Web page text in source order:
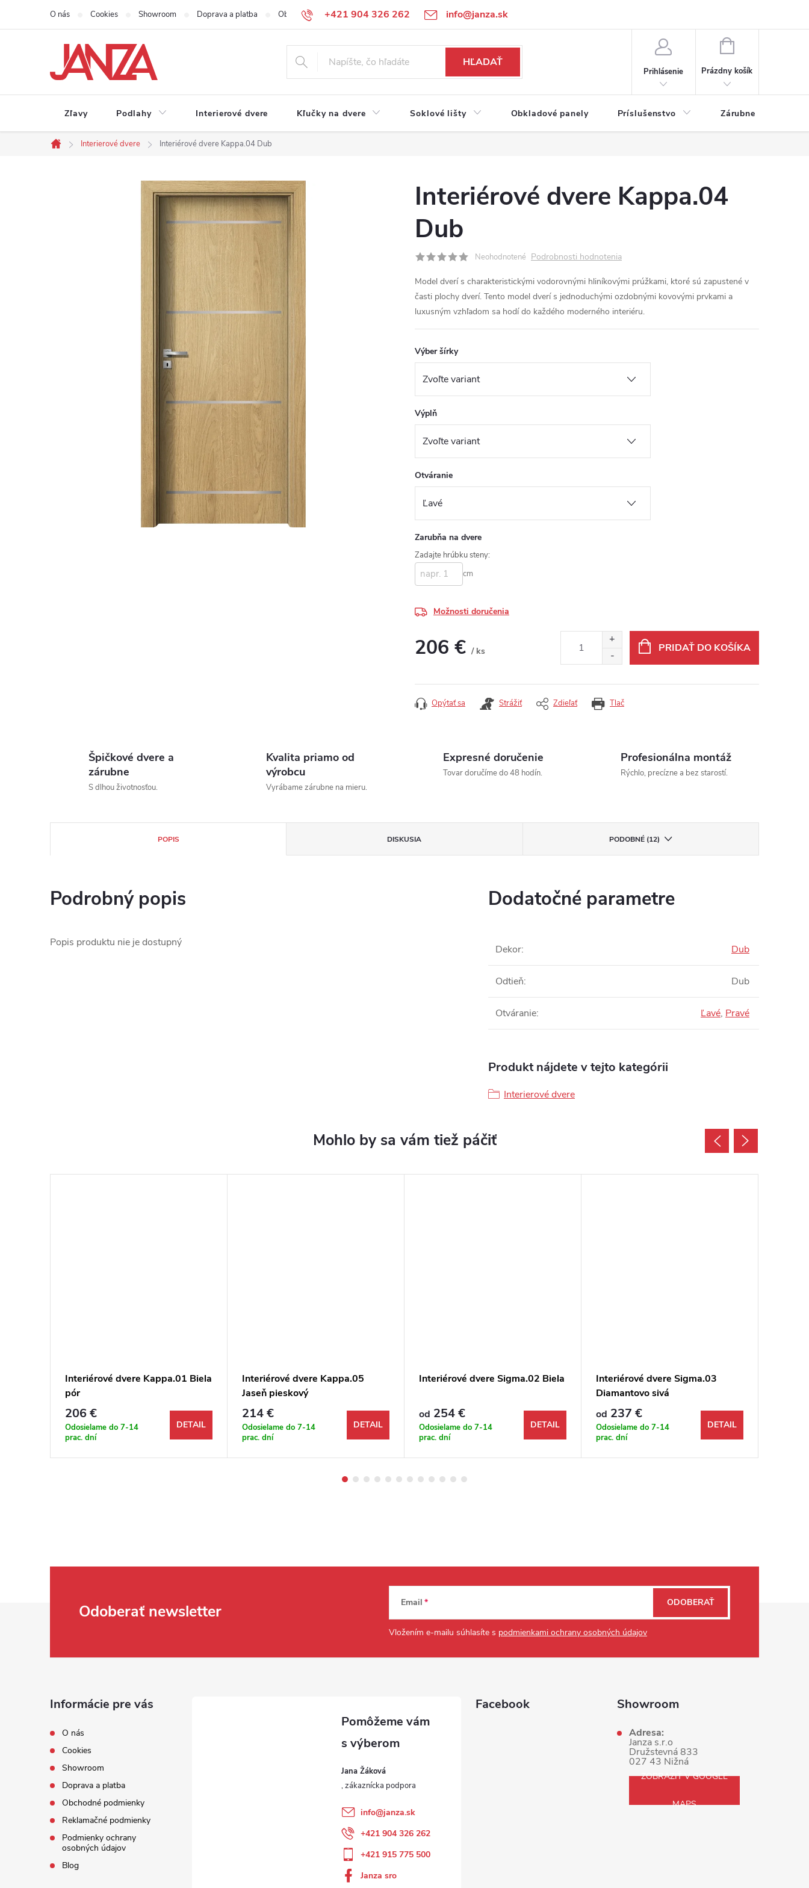
Prejsť na obsah +421 904 326 262 info@janza.sk
O nás Cookies Showroom Doprava a platba Obchodné podmienky Reklamačné podmienky Podmienky ochrany osobných údajov
HĽADAŤ
Prihlásenie
NÁKUPNÝ KOŠÍK
Prázdny košík
Zľavy Podlahy Interierové dvere Kľučky na dvere Soklové lišty Obkladové panely Príslušenstvo Zárubne
Domov
Interierové dvere Interiérové dvere Kappa.04 Dub
Interiérové dvere Kappa.04
Dub
Neohodnotené Podrobnosti hodnotenia
Model dverí s charakteristickými vodorovnými hliníkovými prúžkami, ktoré sú zapustené v
časti plochy dverí. Tento model dverí s jednoduchými ozdobnými kovovými prvkami a
luxusným vzhľadom sa hodí do každého moderného interiéru.
Výber šírky
Výplň
Otváranie
Zarubňa na dvere
Zadajte hrúbku steny:
cm
Možnosti doručenia
206 € / ks
PRIDAŤ DO KOŠÍKA
Tlač
Opýtať sa Strážiť Zdieľať
Špičkové dvere a
zárubne
S dlhou životnosťou.
Kvalita priamo od
výrobcu
Vyrábame zárubne na mieru.
Expresné doručenie
Tovar doručíme do 48 hodín.
Profesionálna montáž
Rýchlo, precízne a bez starostí.
POPIS DISKUSIA PODOBNÉ (12)
Podrobný popis
Popis produktu nie je dostupný
Dodatočné parametre
Dekor: Dub
Odtieň: Dub
Otváranie: Ľavé, Pravé
Produkt nájdete v tejto kategórii
Interierové dvere
Interiérové dvere Kappa.01 Biela
pór
206 €
Odosielame do 7-14
prac. dní
DETAIL
Interiérové dvere Kappa.05
Jaseň pieskový
214 €
Odosielame do 7-14
prac. dní
DETAIL
Interiérové dvere Sigma.02 Biela
od 254 €
Odosielame do 7-14
prac. dní
DETAIL
Interiérové dvere Sigma.03
Diamantovo sivá
od 237 €
Odosielame do 7-14
prac. dní
DETAIL
Odoberať newsletter Email
Vložením e-mailu súhlasíte s podmienkami ochrany osobných údajov
ODOBERAŤ
Informácie pre vás
O nás
Cookies
Showroom
Doprava a platba
Obchodné podmienky
Reklamačné podmienky
Podmienky ochrany
osobných údajov
Blog
Jana Žáková
info@janza.sk
+421 904 326 262
+421 915 775 500
Janza sro
Facebook Showroom
Adresa:
Janza s.r.o
Družstevná 833
027 43 Nižná
ZOBRAZIŤ V GOOGLE
MAPS